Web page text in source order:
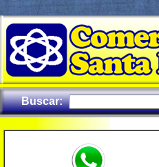
Buscar: